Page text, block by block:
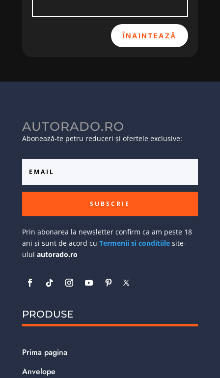
ÎNAINTEAZĂ
AUTORADO.RO
Abonează-te petru reduceri și ofertele exclusive:
SUBSCRIE
Prin abonarea la newsletter confirm ca am peste 18
ani si sunt de acord cu Termenii si conditiilesite-
ului autorado.ro
PRODUSE
Prima pagina
Anvelope